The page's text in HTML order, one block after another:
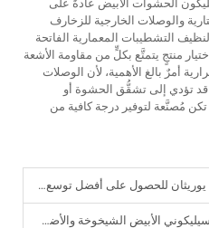
الحشوات الأبيض عادةً على
والوصلات الخارجية للزخارف
التشطيبات المعمارية الفاتحة
منتجٍ يتمتَّع بكلٍّ من مقاومة الأشعة
أمرٌ بالغ الأهمية، لأن الوصلات
قد تؤدي إلى تشقُّق الحشوة أو
مُصنَّعة لتوفير درجة كافية من
للحصول على أفضل توسع ولصق؟
الأبيض الشيخوخة والأضرار البيئية؟